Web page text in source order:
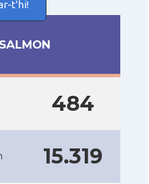
t'hi!
484
15.319